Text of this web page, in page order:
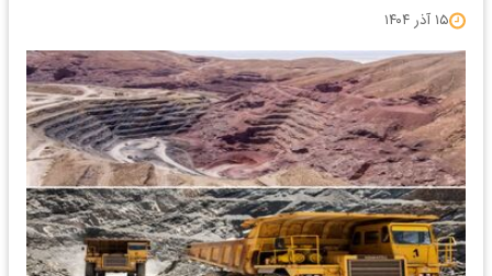
۱۵ آذر ۱۴۰۴